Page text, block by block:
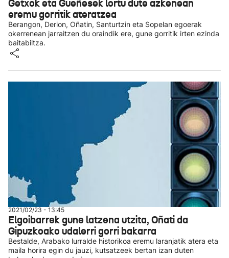
Getxok eta Gueñesek lortu dute azkenean
eremu gorritik ateratzea
Berangon, Derion, Oñatin, Santurtzin eta Sopelan egoerak
okerrenean jarraitzen du oraindik ere, gune gorritik irten ezinda
baitabiltza.
2021/02/23 - 13:45
Elgoibarrek gune latzena utzita, Oñati da
Gipuzkoako udalerri gorri bakarra
Bestalde, Arabako lurralde historikoa eremu laranjatik atera eta
maila horira egin du jauzi, kutsatzeek bertan izan duten